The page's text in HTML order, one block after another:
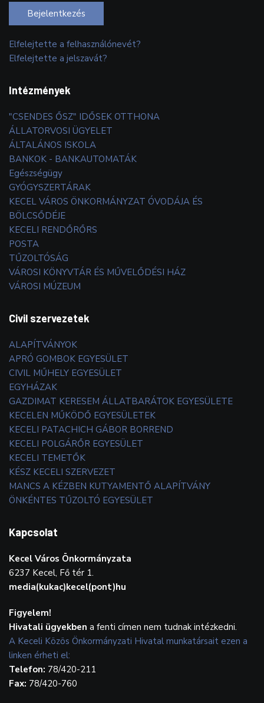
Bejelentkezés
Elfelejtette a felhasználónevét?
Elfelejtette a jelszavát?
Intézmények
"CSENDES ŐSZ" IDŐSEK OTTHONA
ÁLLATORVOSI ÜGYELET
ÁLTALÁNOS ISKOLA
BANKOK - BANKAUTOMATÁK
Egészségügy
GYÓGYSZERTÁRAK
KECEL VÁROS ÖNKORMÁNYZAT ÓVODÁJA ÉS
BÖLCSŐDÉJE
KECELI RENDŐRŐRS
POSTA
TŰZOLTÓSÁG
VÁROSI KÖNYVTÁR ÉS MŰVELŐDÉSI HÁZ
VÁROSI MÚZEUM
Civil szervezetek
ALAPÍTVÁNYOK
APRÓ GOMBOK EGYESÜLET
CIVIL MŰHELY EGYESÜLET
EGYHÁZAK
GAZDIMAT KERESEM ÁLLATBARÁTOK EGYESÜLETE
KECELEN MŰKÖDŐ EGYESÜLETEK
KECELI PATACHICH GÁBOR BORREND
KECELI POLGÁRŐR EGYESÜLET
KECELI TEMETŐK
KÉSZ KECELI SZERVEZET
MANCS A KÉZBEN KUTYAMENTŐ ALAPÍTVÁNY
ÖNKÉNTES TŰZOLTÓ EGYESÜLET
Kapcsolat
Kecel Város Önkormányzata
6237 Kecel, Fő tér 1.
media(kukac)kecel(pont)hu
Figyelem!
Hivatali ügyekben a fenti címen nem tudnak intézkedni.
A Keceli Közös Önkormányzati Hivatal munkatársait ezen a
linken érheti el:
Telefon: 78/420-211
Fax: 78/420-760